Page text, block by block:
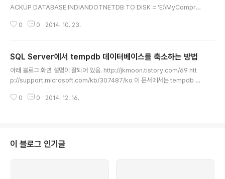
ACKUP DATABASE INDIANDOTNETDB TO DISK = ‘E:\MyCompre
ww.codeproject.com/Articles/831853/How-to-take-compresse
0 0 2014. 10. 23.
SQL Server에서 tempdb 데이터베이스를 축소하는 방법
아래 블로그 화면 설명이 잘되어 있음. http://jkmoon.tistory.com/69 htt
p://support.microsoft.com/kb/307487/ko 이 문서에서는 tempdb 데
있는 세 가지 방법에 대해 설명합니다. 첫 번째 방법은 tempdb 파일의 크기를
을 축소할 수 있습니다. 마지막 두 방법을 사용하려면 축소 작업 중 tempdb 데
이터베이스를 사용하지 말아야 합..
0 0 2014. 12. 16.
이 블로그 인기글